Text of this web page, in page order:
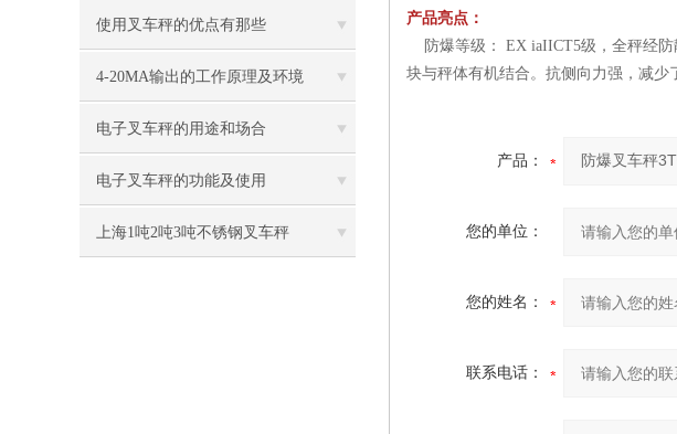
使用叉车秤的优点有那些
4-20MA输出的工作原理及环境
电子叉车秤的用途和场合
电子叉车秤的功能及使用
上海1吨2吨3吨不锈钢叉车秤
产品亮点：
防爆等级： EX iaIICT5级，全秤经防
块与秤体有机结合。抗侧向力强，减少
产品：
您的单位：
您的姓名：
联系电话：